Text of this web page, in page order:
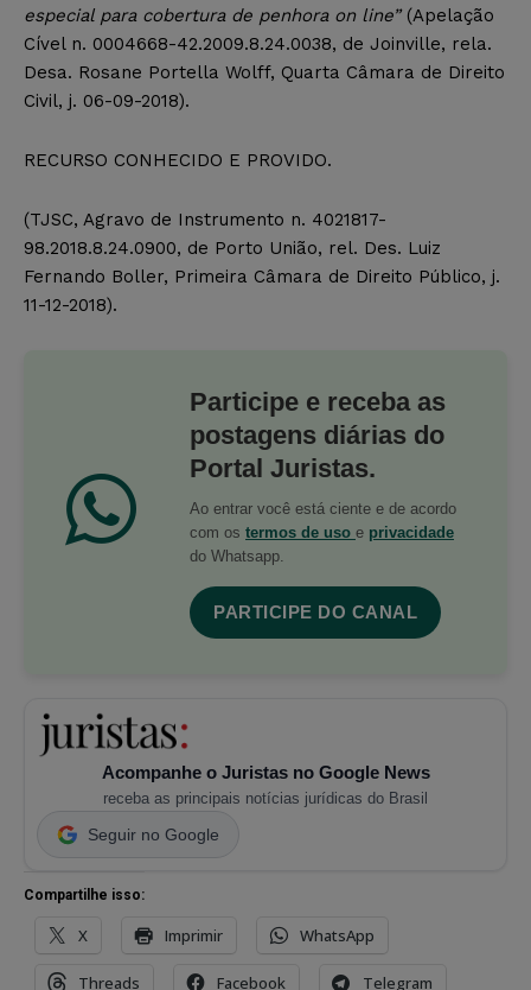
especial para cobertura de penhora on line”(Apelação
Cível n. 0004668-42.2009.8.24.0038, de Joinville, rela.
Desa. Rosane Portella Wolff, Quarta Câmara de Direito
Civil, j. 06-09-2018).
RECURSO CONHECIDO E PROVIDO.
(TJSC, Agravo de Instrumento n. 4021817-
98.2018.8.24.0900, de Porto União, rel. Des. Luiz
Fernando Boller, Primeira Câmara de Direito Público, j.
11-12-2018).
Participe e receba as
postagens diárias do
Portal Juristas.
Ao entrar você está ciente e de acordo
com os termos de uso e privacidade
do Whatsapp.
PARTICIPE DO CANAL
Acompanhe o Juristas no Google News
receba as principais notícias jurídicas do Brasil
Seguir no Google
Compartilhe isso:
X Imprimir WhatsApp
Threads Facebook Telegram